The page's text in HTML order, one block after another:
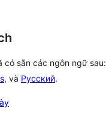
có sẵn các ngôn ngữ sau:
, và Русский.